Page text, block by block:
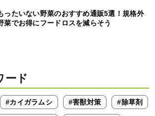
ったいない野菜のおすすめ通販5選！規格外
菜でお得にフードロスを減らそう
ード
#カイガラムシ #害獣対策 #除草剤